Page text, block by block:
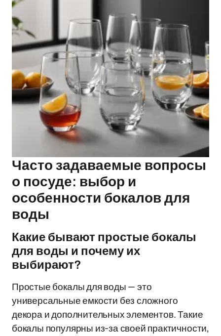
Часто задаваемые вопросы
о посуде: выбор и
особенности бокалов для
воды
Какие бывают простые бокалы
для воды и почему их
выбирают?
Простые бокалы для воды — это
универсальные емкости без сложного
декора и дополнительных элементов. Такие
бокалы популярны из-за своей практичности,